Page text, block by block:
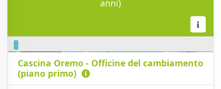
anni)
Cascina Oremo - Officine del cambiamento
(piano primo)